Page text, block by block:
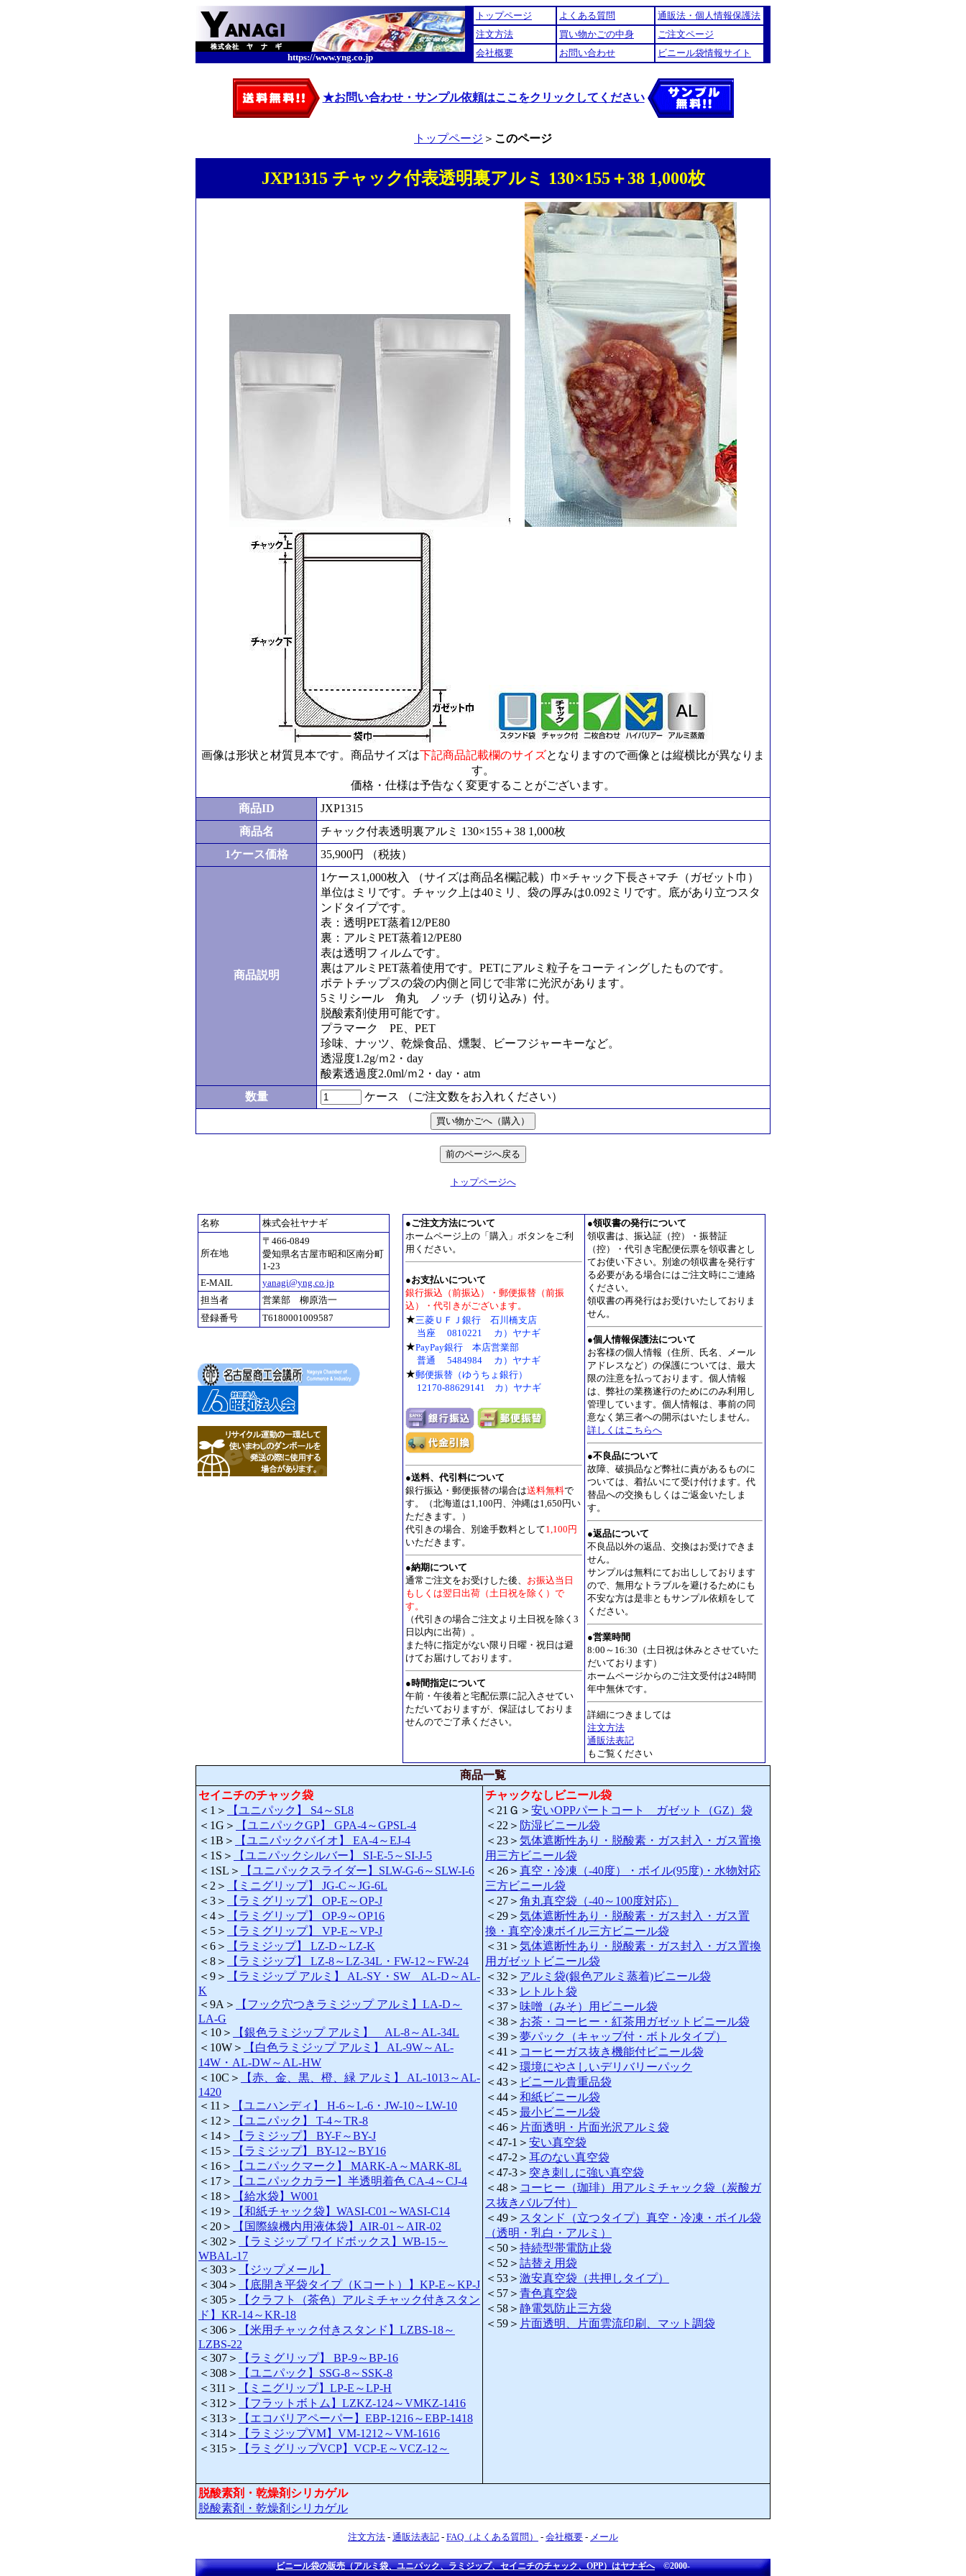
https://www.yng.co.jp
トップページ よくある質問
通販法・個人情報保護法
注文方法
買い物かごの中身
ご注文ページ
会社概要
お問い合わせ ビニール袋情報サイト
★お問い合わせ・サンプル依頼はここをクリックしてください
トップページ ＞ このページ
JXP1315 チャック付表透明裏アルミ 130×155＋38 1,000枚
画像は形状と材質見本です。商品サイズは下記商品記載欄のサイズとなりますので画像とは縦横比が異なりま
す。
価格・仕様は予告なく変更することがございます。
商品ID
JXP1315
商品名
チャック付表透明裏アルミ 130×155＋38 1,000枚
1ケース価格
35,900円 （税抜）
商品説明
1ケース1,000枚入 （サイズは商品名欄記載）巾×チャック下長さ+マチ（ガゼット巾）
単位はミリです。チャック上は40ミリ、袋の厚みは0.092ミリです。底があり立つスタ
ンドタイプです。
表：透明PET蒸着12/PE80
裏：アルミPET蒸着12/PE80
表は透明フィルムです。
裏はアルミPET蒸着使用です。PETにアルミ粒子をコーティングしたものです。
ポテトチップスの袋の内側と同じで非常に光沢があります。
5ミリシール 角丸 ノッチ（切り込み）付。
脱酸素剤使用可能です。
プラマーク PE、PET
珍味、ナッツ、乾燥食品、燻製、ビーフジャーキーなど。
透湿度1.2g/ｍ2・day
酸素透過度2.0ml/ｍ2・day・atm
数量
ケース （ご注文数をお入れください）
トップページへ
名称 株式会社ヤナギ
所在地
〒466-0849
愛知県名古屋市昭和区南分町
1-23
E-MAIL
yanagi@yng.co.jp
担当者
営業部 柳原浩一
登録番号
T6180001009587
●ご注文方法について
ホームページ上の「購入」ボタンをご利
用ください。
●お支払いについて
銀行振込（前振込）・郵便振替（前振
込）・代引きがございます。
★三菱ＵＦＪ銀行 石川橋支店
当座 0810221 カ）ヤナギ
★PayPay銀行 本店営業部
普通 5484984 カ）ヤナギ
★郵便振替（ゆうちょ銀行）
12170-88629141 カ）ヤナギ
●送料、代引料について
銀行振込・郵便振替の場合は送料無料で
す。（北海道は1,100円、沖縄は1,650円い
ただきます。）
代引きの場合、別途手数料として1,100円
いただきます。
●納期について
通常ご注文をお受けした後、 お振込当日
もしくは翌日出荷（土日祝を除く）で
す。
（代引きの場合ご注文より土日祝を除く3
日以内に出荷）。
また特に指定がない限り日曜・祝日は避
けてお届けしております。
●時間指定について
午前・午後着と宅配伝票に記入させてい
ただいておりますが、保証はしておりま
せんのでご了承ください。
●領収書の発行について
領収書は、振込証（控）・振替証
（控）・代引き宅配便伝票を領収書とし
てお使い下さい。別途の領収書を発行す
る必要がある場合にはご注文時にご連絡
ください。
領収書の再発行はお受けいたしておりま
せん。
●個人情報保護法について
お客様の個人情報（住所、氏名、メール
アドレスなど）の保護については、最大
限の注意を払っております。個人情報
は、弊社の業務遂行のためにのみ利用し
管理しています。個人情報は、事前の同
意なく第三者への開示はいたしません。
詳しくはこちらへ
●不良品について
故障、破損品など弊社に責があるものに
ついては、着払いにて受け付けます。代
替品への交換もしくはご返金いたしま
す。
●返品について
不良品以外の返品、交換はお受けできま
せん。
サンプルは無料にてお出ししております
ので、無用なトラブルを避けるためにも
不安な方は是非ともサンプル依頼をして
ください。
●営業時間
8:00～16:30（土日祝は休みとさせていた
だいております）
ホームページからのご注文受付は24時間
年中無休です。
詳細につきましては
注文方法
通販法表記
もご覧ください
商品一覧
セイニチのチャック袋
＜1＞
【ユニパック】 S4～SL8
＜1G＞
【ユニパックGP】 GPA-4～GPSL-4
＜1B＞
【ユニパックバイオ】 EA-4～EJ-4
＜1S＞
【ユニパックシルバー】 SI-E-5～SI-J-5
＜1SL＞
【ユニパックスライダー】SLW-G-6～SLW-I-6
＜2＞
【ミニグリップ】 JG-C～JG-6L
＜3＞
【ラミグリップ】 OP-E～OP-J
＜4＞
【ラミグリップ】 OP-9～OP16
＜5＞
【ラミグリップ】 VP-E～VP-J
＜6＞
【ラミジップ】 LZ-D～LZ-K
＜8＞
【ラミジップ】 LZ-8～LZ-34L・FW-12～FW-24
＜9＞
【ラミジップ アルミ】 AL-SY・SW AL-D～AL-
K
＜9A＞
【フック穴つきラミジップ アルミ】LA-D～
LA-G
＜10＞
【銀色ラミジップ アルミ】 AL-8～AL-34L
＜10W＞
【白色ラミジップ アルミ】 AL-9W～AL-
14W・AL-DW～AL-HW
＜10C＞
【赤、金、黒、橙、緑 アルミ】 AL-1013～AL-
1420
＜11＞
【ユニハンディ】 H-6～L-6・JW-10～LW-10
＜12＞
【ユニパック】 T-4～TR-8
＜14＞
【ラミジップ】 BY-F～BY-J
＜15＞
【ラミジップ】 BY-12～BY16
＜16＞
【ユニパックマーク】 MARK-A～MARK-8L
＜17＞
【ユニパックカラー】半透明着色 CA-4～CJ-4
＜18＞
【給水袋】W001
＜19＞
【和紙チャック袋】WASI-C01～WASI-C14
＜20＞
【国際線機内用液体袋】AIR-01～AIR-02
＜302＞
【ラミジップ ワイドボックス】WB-15～
WBAL-17
＜303＞
【ジップメール】
＜304＞
【底開き平袋タイプ（Kコート）】KP-E～KP-J
＜305＞
【クラフト（茶色）アルミチャック付きスタン
ド】KR-14～KR-18
＜306＞
【米用チャック付きスタンド】LZBS-18～
LZBS-22
＜307＞
【ラミグリップ】 BP-9～BP-16
＜308＞
【ユニパック】SSG-8～SSK-8
＜311＞
【ミニグリップ】LP-E～LP-H
＜312＞
【フラットボトム】LZKZ-124～VMKZ-1416
＜313＞
【エコバリアペーパー】EBP-1216～EBP-1418
＜314＞
【ラミジップVM】VM-1212～VM-1616
＜315＞
【ラミグリップVCP】VCP-E～VCZ-12～
チャックなしビニール袋
＜21Ｇ＞ 安いOPPパートコート ガゼット（GZ）袋
＜22＞ 防湿ビニール袋
＜23＞ 気体遮断性あり・脱酸素・ガス封入・ガス置換
用三方ビニール袋
＜26＞ 真空・冷凍（-40度）・ボイル(95度)・水物対応
三方ビニール袋
＜27＞ 角丸真空袋（-40～100度対応）
＜29＞ 気体遮断性あり・脱酸素・ガス封入・ガス置
換・真空冷凍ボイル三方ビニール袋
＜31＞ 気体遮断性あり・脱酸素・ガス封入・ガス置換
用ガゼットビニール袋
＜32＞ アルミ袋(銀色アルミ蒸着)ビニール袋
＜33＞ レトルト袋
＜37＞ 味噌（みそ）用ビニール袋
＜38＞ お茶・コーヒー・紅茶用ガゼットビニール袋
＜39＞ 夢パック（キャップ付・ボトルタイプ）
＜41＞ コーヒーガス抜き機能付ビニール袋
＜42＞ 環境にやさしいデリバリーパック
＜43＞ ビニール貴重品袋
＜44＞ 和紙ビニール袋
＜45＞ 最小ビニール袋
＜46＞ 片面透明・片面光沢アルミ袋
＜47-1＞ 安い真空袋
＜47-2＞ 耳のない真空袋
＜47-3＞ 突き刺しに強い真空袋
＜48＞ コーヒー（珈琲）用アルミチャック袋（炭酸ガ
ス抜きバルブ付）
＜49＞ スタンド（立つタイプ）真空・冷凍・ボイル袋
（透明・乳白・アルミ）
＜50＞ 持続型帯電防止袋
＜52＞ 詰替え用袋
＜53＞ 激安真空袋（共押しタイプ）
＜57＞ 青色真空袋
＜58＞ 静電気防止三方袋
＜59＞ 片面透明、片面雲流印刷、マット調袋
脱酸素剤・乾燥剤シリカゲル
脱酸素剤・乾燥剤シリカゲル
注文方法 - 通販法表記 - FAQ（よくある質問） - 会社概要 - メール
ビニール袋の販売（アルミ袋、ユニパック、ラミジップ、セイニチのチャック、OPP）はヤナギへ©2000-